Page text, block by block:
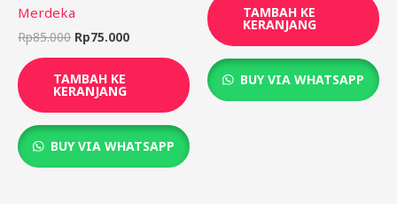
Merdeka
Rp85.000 Rp75.000
TAMBAH KE
KERANJANG
BUY VIA WHATSAPP
TAMBAH KE
KERANJANG
BUY VIA WHATSAPP